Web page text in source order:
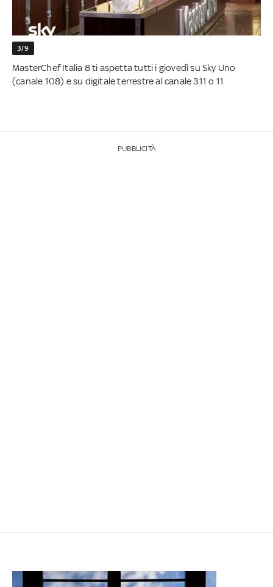
3/9
MasterChef Italia 8 ti aspetta tutti i giovedì su Sky Uno
(canale 108) e su digitale terrestre al canale 311 o 11
PUBBLICITÀ